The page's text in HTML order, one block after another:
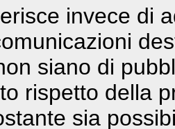
invece di
siano di
rispetto della
sia